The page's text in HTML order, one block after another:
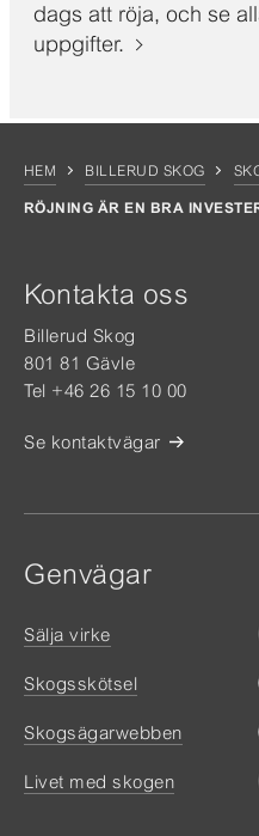
dags att röja, och se
uppgifter.
HEM BILLERUD SKOG
RÖJNING ÄR EN BRA
Kontakta oss
Billerud Skog
801 81 Gävle
Tel +46 26 15 10 00
Se kontaktvägar
Genvägar
Sälja virke
Skogsskötsel
Skogsägarwebben
Livet med skogen